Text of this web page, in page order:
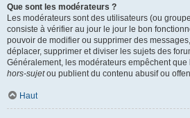
Que sont les modérateurs ?
Les modérateurs sont des utilisateurs (ou
consiste à vérifier au jour le jour le bon
pouvoir de modifier ou supprimer des
déplacer, supprimer et diviser les sujets des
Généralement, les modérateurs empêchent
hors-sujetou publient du contenu abusif ou
Haut